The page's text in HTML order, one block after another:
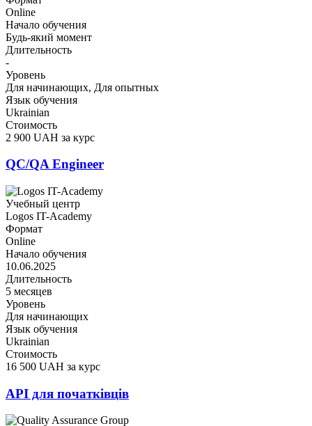
Online
Начало обучения
Будь-який момент
Длительность
-
Уровень
Для начинающих, Для опытных
Язык обучения
Ukrainian
Стоимость
2 900 UAH за курс
QC/QA Engineer
Учебный центр
Logos IT-Academy
Формат
Online
Начало обучения
10.06.2025
Длительность
5 месяцев
Уровень
Для начинающих
Язык обучения
Ukrainian
Стоимость
16 500 UAH за курс
API для початківців